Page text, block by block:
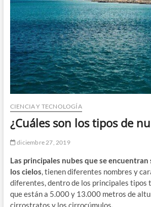
CIENCIA Y TECNOLOGÍA
¿Cuáles son los tipos de
diciembre 27, 2019
Las principales nubes que se
los cielos, tienen diferentes nombres y
diferentes, dentro de los principales tipos
que están a 5.000 y 13.000 metros de